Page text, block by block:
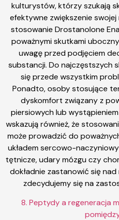
kulturystów, którzy szukają
efektywne zwiększenie
stosowanie Drostanolone
poważnymi skutkami
uwagę przed podjęciem
substancji. Do najczęstszych
się przede wszystkim
Ponadto, osoby stosujące
dyskomfort związany z
piersiowych lub
wskazują również, że
może prowadzić do
układem sercowo-
tętnicze, udary mózgu czy
dokładnie zastanowić się
zdecydujemy się na
8. Peptydy a regeneracja